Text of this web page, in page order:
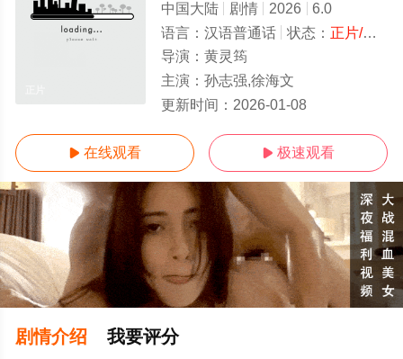
中国大陆 剧情 2026
6.0
语言： 汉语普通话 状态： 正片/高清
导演： 黄灵筠
主演： 孙志强,徐海文
更新时间： 2026-01-08
 在线观看  极速观看
剧情介绍 我要评分